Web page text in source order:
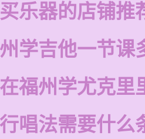
乐器的店铺推
学吉他一节课
福州学尤克里
唱法需要什么